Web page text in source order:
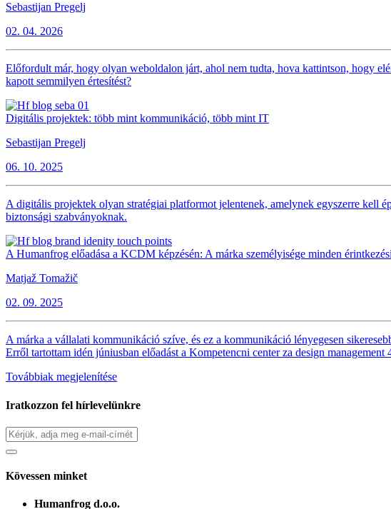
Sebastijan Pregelj
02. 04. 2026
Előfordult már, hogy olyan weboldalon járt, ahol nem tudta, hova kattintson, hogy
kapott semmilyen értesítést?
Digitális projektek: több mint kommunikáció, több mint IT
Sebastijan Pregelj
06. 10. 2025
A digitális projektek olyan stratégiai platformot jelentenek, amelynek egyszerre kell
biztonsági szabványoknak.
A Humanfrog előadása a KCDM képzésén: A márka személyisége minden
Matjaž Tomažič
02. 09. 2025
A márka a vállalati kommunikáció szíve, és ez a kommunikáció lényegesen
Erről tartottam idén júniusban előadást a Kompetencni center za design
Továbbiak megjelenítése
Iratkozzon fel hírlevelünkre
Kövessen minket
Humanfrog d.o.o.